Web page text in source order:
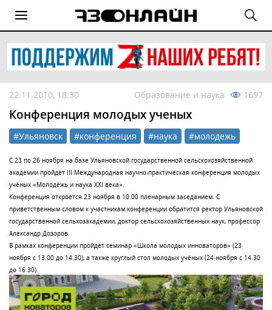
22.11.2010, 18:30 Образование и наука 1697
Конференция молодых ученых
#Ульяновск #конференция #наука #молодежь
С 23 по 26 ноября на базе Ульяновской государственной сельскохозяйственной
академии пройдёт III Международная научно-практическая конференция молодых
учёных «Молодёжь и наука XXI века».
Конференция откроется 23 ноября в 10.00 пленарным заседанием. С
приветственным словом к участникам конференции обратится ректор Ульяновской
государственной сельхозакадемии, доктор сельскохозяйственных наук, профессор
Александр Дозоров.
В рамках конференции пройдёт семинар «Школа молодых инноваторов» (23
ноября с 13.00 до 14.30), а также круглый стол молодых учёных (24 ноября с 14.30
до 16.30).